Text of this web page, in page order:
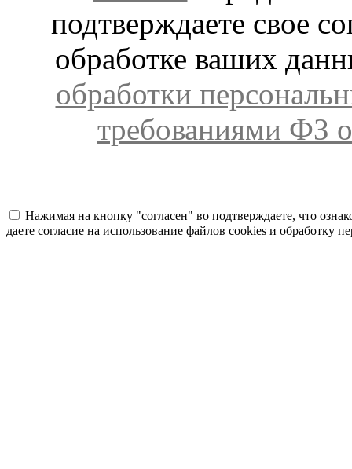
подтверждаете свое
обработке ваших
обработки
требованиями ФЗ
Нажимая на кнопку "согласен" во подтверждаете, что
даете согласие на использование файлов cookies и обработку